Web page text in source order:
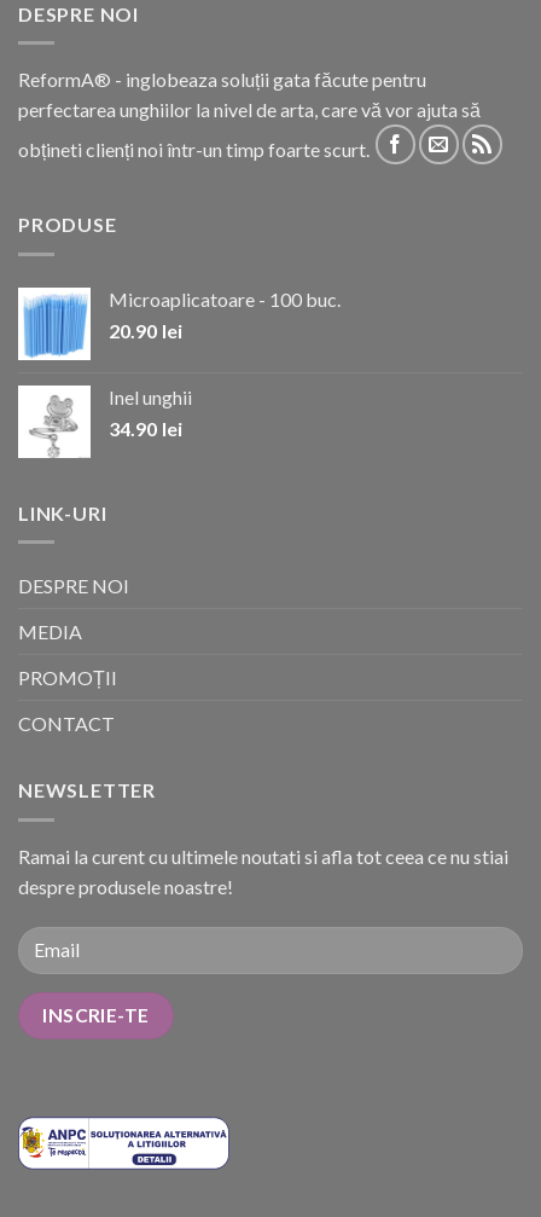
DESPRE NOI
ReformA® - inglobeaza soluții gata făcute pentru
perfectarea unghiilor la nivel de arta, care vă vor ajuta să
obțineti clienți noi într-un timp foarte scurt.
PRODUSE
Microaplicatoare - 100 buc.
20.90 lei
Inel unghii
34.90 lei
LINK-URI
DESPRE NOI
MEDIA
PROMOȚII
CONTACT
NEWSLETTER
Ramai la curent cu ultimele noutati si afla tot ceea ce nu stiai
despre produsele noastre!